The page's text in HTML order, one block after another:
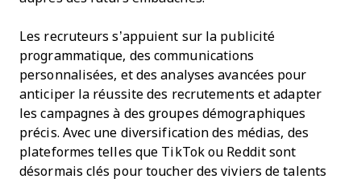
Les recruteurs s’appuient sur la publicité
programmatique, des communications
personnalisées, et des analyses avancées pour
anticiper la réussite des recrutements et adapter
les campagnes à des groupes démographiques
précis. Avec une diversification des médias, des
plateformes telles que TikTok ou Reddit sont
désormais clés pour toucher des viviers de talents